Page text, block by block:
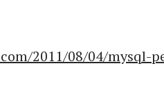
2011/08/04/mysql-